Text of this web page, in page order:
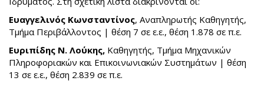
Ευαγγελινός Κωνσταντίνος, Αναπληρωτής Καθηγητής,
Τμήμα Περιβάλλοντος | θέση 7 σε ε.ε., θέση 1.878 σε π.ε.
Ευριπίδης Ν. Λούκης, Καθηγητής, Τμήμα Μηχανικών
Πληροφοριακών και Επικοινωνιακών Συστημάτων | θέση
13 σε ε.ε., θέση 2.839 σε π.ε.